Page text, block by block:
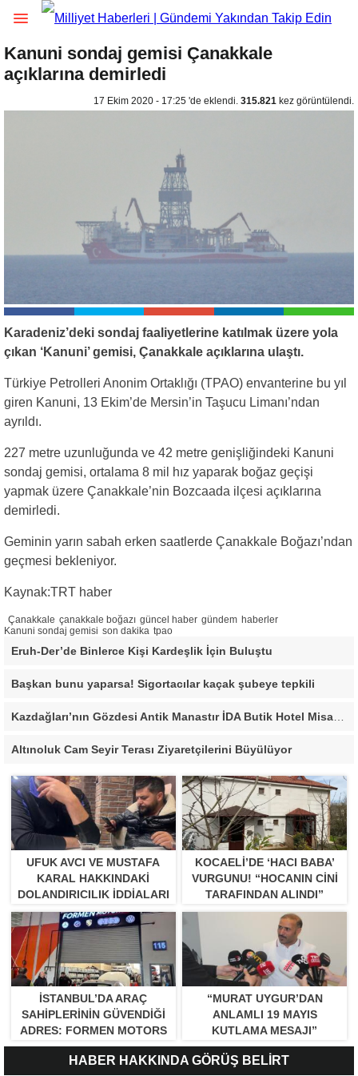
Kanuni sondaj gemisi Çanakkale
açıklarına demirledi
17 Ekim 2020 - 17:25 'de eklendi. 315.821 kez görüntülendi.
Karadeniz’deki sondaj faaliyetlerine katılmak üzere yola
çıkan ‘Kanuni’ gemisi, Çanakkale açıklarına ulaştı.
Türkiye Petrolleri Anonim Ortaklığı (TPAO) envanterine bu yıl
giren Kanuni, 13 Ekim’de Mersin’in Taşucu Limanı’ndan
ayrıldı.
227 metre uzunluğunda ve 42 metre genişliğindeki Kanuni
sondaj gemisi, ortalama 8 mil hız yaparak boğaz geçişi
yapmak üzere Çanakkale’nin Bozcaada ilçesi açıklarına
demirledi.
Geminin yarın sabah erken saatlerde Çanakkale Boğazı’ndan
geçmesi bekleniyor.
Kaynak:TRT haber
Çanakkale çanakkale boğazı güncel haber gündem haberler
Kanuni sondaj gemisi son dakika tpao
Eruh-Der’de Binlerce Kişi Kardeşlik İçin Buluştu
Başkan bunu yaparsa! Sigortacılar kaçak şubeye tepkili
Kazdağları’nın Gözdesi Antik Manastır İDA Butik Hotel Misafirlerinden Tam Not Alıyor
Altınoluk Cam Seyir Terası Ziyaretçilerini Büyülüyor
UFUK AVCI VE MUSTAFA
KARAL HAKKINDAKI
DOLANDIRICILIK İDDIALARI
BÜYÜYOR
KOCAELI’DE ‘HACI BABA’
VURGUNU! “HOCANIN CINI
TARAFINDAN ALINDI”
İSTANBUL’DA ARAÇ
SAHIPLERININ GÜVENDIĞI
ADRES: FORMEN MOTORS
“MURAT UYGUR’DAN
ANLAMLI 19 MAYIS
KUTLAMA MESAJI”
HABER HAKKINDA GÖRÜŞ BELİRT